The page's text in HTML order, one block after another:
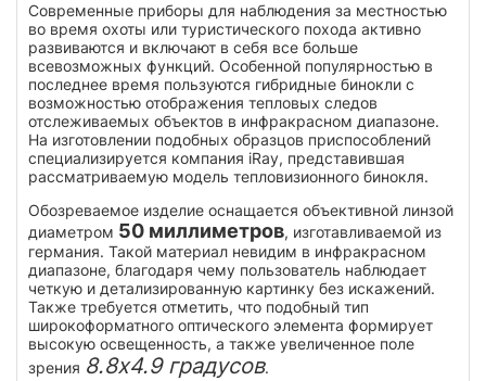
Современные приборы для наблюдения за местностью
во время охоты или туристического похода активно
развиваются и включают в себя все больше
всевозможных функций. Особенной популярностью в
последнее время пользуются гибридные бинокли с
возможностью отображения тепловых следов
отслеживаемых объектов в инфракрасном диапазоне.
На изготовлении подобных образцов приспособлений
специализируется компания iRay, представившая
рассматриваемую модель тепловизионного бинокля.
Обозреваемое изделие оснащается объективной линзой
диаметром 50 миллиметров, изготавливаемой из
германия. Такой материал невидим в инфракрасном
диапазоне, благодаря чему пользователь наблюдает
четкую и детализированную картинку без искажений.
Также требуется отметить, что подобный тип
широкоформатного оптического элемента формирует
высокую освещенность, а также увеличенное поле
зрения 8.8x4.9 градусов.